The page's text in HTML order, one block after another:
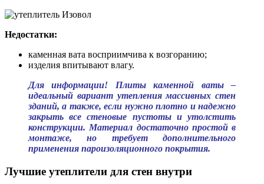
Недостатки:
каменная вата восприимчива к возгоранию;
изделия впитывают влагу.
Для информации! Плиты каменной ваты –
идеальный вариант утепления массивных стен
зданий, а также, если нужно плотно и надежно
закрыть все стеновые пустоты и утолстить
конструкции. Материал достаточно простой в
монтаже, но требует дополнительного
применения пароизоляционного покрытия.
Лучшие утеплители для стен внутри